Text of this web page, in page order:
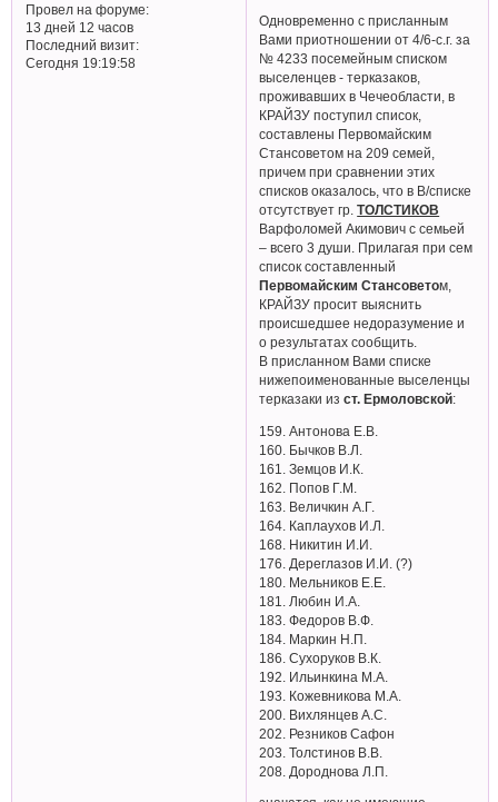
Провел на форуме:
13 дней 12 часов
Последний визит:
Сегодня 19:19:58
Одновременно с присланным
Вами приотношении от 4/6-с.г. за
№ 4233 посемейным списком
выселенцев - терказаков,
проживавших в Чечеобласти, в
КРАЙЗУ поступил список,
составлены Первомайским
Стансоветом на 209 семей,
причем при сравнении этих
списков оказалось, что в В/списке
отсутствует гр.ТОЛСТИКОВ
Варфоломей Акимович с семьей
– всего 3 души. Прилагая при сем
список составленный
Первомайским Стансоветом,
КРАЙЗУ просит выяснить
происшедшее недоразумение и
о результатах сообщить.
В присланном Вами списке
нижепоименованные выселенцы
терказаки изст. Ермоловской:
159. Антонова Е.В.
160. Бычков В.Л.
161. Земцов И.К.
162. Попов Г.М.
163. Величкин А.Г.
164. Каплаухов И.Л.
168. Никитин И.И.
176. Дереглазов И.И. (?)
180. Мельников Е.Е.
181. Любин И.А.
183. Федоров В.Ф.
184. Маркин Н.П.
186. Сухоруков В.К.
192. Ильинкина М.А.
193. Кожевникова М.А.
200. Вихлянцев А.С.
202. Резников Сафон
203. Толстинов В.В.
208. Дороднова Л.П.